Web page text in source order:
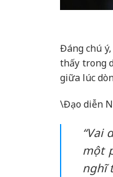
Đáng chú
thấy trong
giữa lúc
\Đạo diễn
“Vai
một
nghĩ